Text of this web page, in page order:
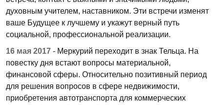
духовным учителем, наставником. Эти встречи изменят
ваше Будущее к лучшему и укажут верный путь
социальной, профессиональной реализации.
16 мая 2017 - Меркурий переходит в знак Тельца. На
повестку дня встают вопросы материальной,
финансовой сферы. Относительно позитивный период
для решения вопросов в сфере недвижимости,
приобретения автотранспорта для коммерческих